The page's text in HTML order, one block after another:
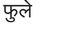
फुले